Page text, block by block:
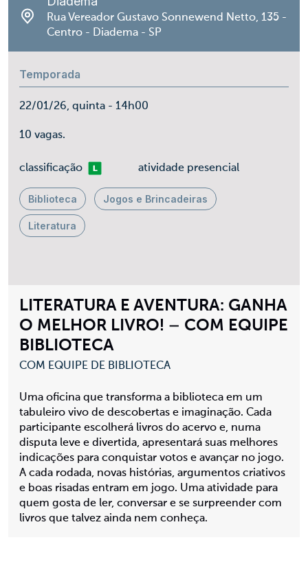
LITERATURA E AVENTURA: GANHA
O MELHOR LIVRO! – COM EQUIPE
BIBLIOTECA
COM EQUIPE DE BIBLIOTECA
Uma oficina que transforma a biblioteca em um
tabuleiro vivo de descobertas e imaginação. Cada
participante escolherá livros do acervo e, numa
disputa leve e divertida, apresentará suas melhores
indicações para conquistar votos e avançar no jogo.
A cada rodada, novas histórias, argumentos criativos
e boas risadas entram em jogo. Uma atividade para
quem gosta de ler, conversar e se surpreender com
livros que talvez ainda nem conheça.
Rua Vereador Gustavo Sonnewend Netto, 135 -
Centro - Diadema - SP
Temporada
22/01/26, quinta - 14h00
10 vagas.
classificaçãoLivre atividade presencial
Biblioteca Jogos e Brincadeiras
Literatura